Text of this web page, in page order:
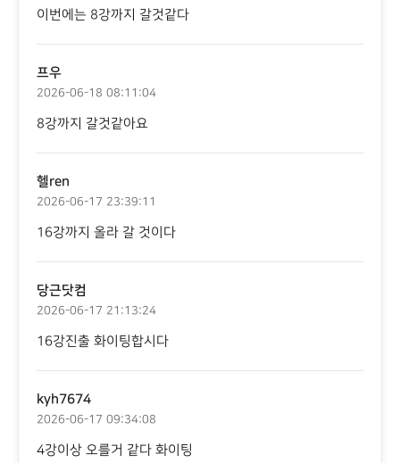
이번에는 8강까지 갈것같다
프우
2026-06-18 08:11:04
8강까지 갈것같아요
헬ren
2026-06-17 23:39:11
16강까지 올라 갈 것이다
당근닷컴
2026-06-17 21:13:24
16강진출 화이팅합시다
kyh7674
2026-06-17 09:34:08
4강이상 오를거 같다 화이팅